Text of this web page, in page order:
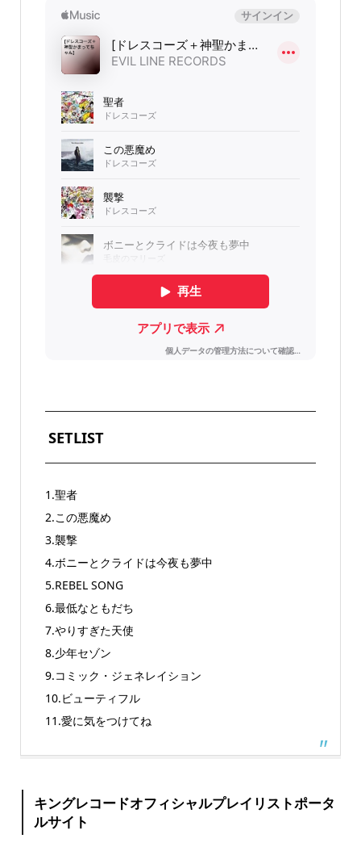
SETLIST
1.聖者
2.この悪魔め
3.襲撃
4.ボニーとクライドは今夜も夢中
5.REBEL SONG
6.最低なともだち
7.やりすぎた天使
8.少年セゾン
9.コミック・ジェネレイション
10.ビューティフル
11.愛に気をつけてね
キングレコードオフィシャルプレイリストポータ
ルサイト